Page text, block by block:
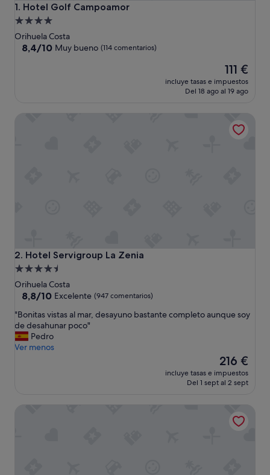
1. Hotel Golf Campoamor
Hotel Golf Campoamor
Alojamiento
de
4.0 estrellas
Orihuela Costa
8.4
8,4/10 Muy bueno (114 comentarios)
El
precio
actual
111 €
111 €
incluye tasas e impuestos
Del 18 ago al 19 ago
2. Hotel Servigroup La Zenia
Hotel Servigroup La Zenia
Alojamiento
de
4.5 estrellas
Orihuela Costa
8.8
10,
Excelente,
(947 comentarios)
8,8/10 Excelente (947 comentarios)
"
B
o
n
"Bonitas vistas al mar, desayuno bastante completo aunque soy
de desahunar poco"
Pedro
Ver menos
El
precio
actual
216 €
216 €
incluye tasas e impuestos
Del 1 sept al 2 sept